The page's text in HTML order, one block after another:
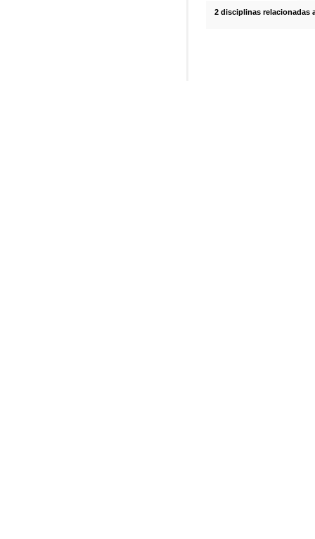
2 disciplinas relacionadas